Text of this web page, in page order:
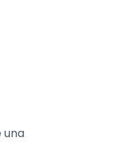
una